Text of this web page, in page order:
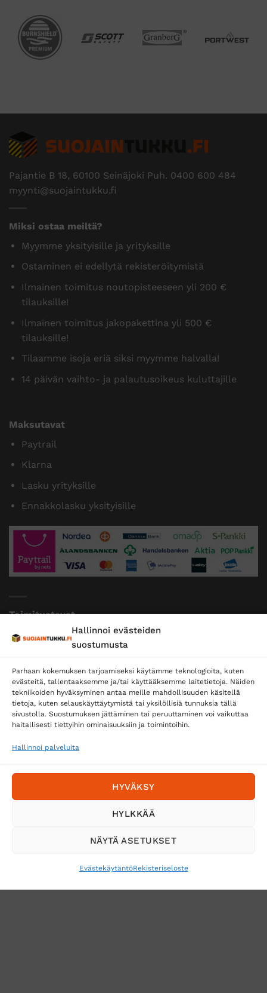
Hallinnoi evästeiden
suostumusta
Parhaan kokemuksen tarjoamiseksi käytämme teknologioita, kuten
evästeitä, tallentaaksemme ja/tai käyttääksemme laitetietoja. Näiden
tekniikoiden hyväksyminen antaa meille mahdollisuuden käsitellä
tietoja, kuten selauskäyttäytymistä tai yksilöllisiä tunnuksia tällä
sivustolla. Suostumuksen jättäminen tai peruuttaminen voi vaikuttaa
haitallisesti tiettyihin ominaisuuksiin ja toimintoihin.
Hallinnoi palveluita
HYVÄKSY
HYLKKÄÄ
NÄYTÄ ASETUKSET
EvästekäytäntöRekisteriseloste
Pajantie B 18, 60100 Seinäjoki Puh. 0400 600 484
myynti@suojaintukku.fi
Miksi ostaa meiltä?
Myymme yksityisille ja yrityksille
Ostaminen ei edellytä rekisteröitymistä
Ilmainen toimitus noutopisteeseen yli 200 €
tilauksille!
Ilmainen toimitus jakopakettina yli 500 €
tilauksille!
Tilaamme isoja eriä siksi myymme halvalla!
14 päivän vaihto- ja palautusoikeus kuluttajille
Maksutavat
Paytrail
Klarna
Lasku yrityksille
Ennakkolasku yksityisille
Toimitustavat
Posti
Postnord
Tilaa uutiskirje ja saat erikoisalennuksia